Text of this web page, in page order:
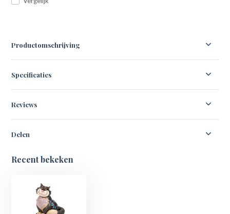
Productomschrijving
Specificaties
Reviews
Delen
Recent bekeken